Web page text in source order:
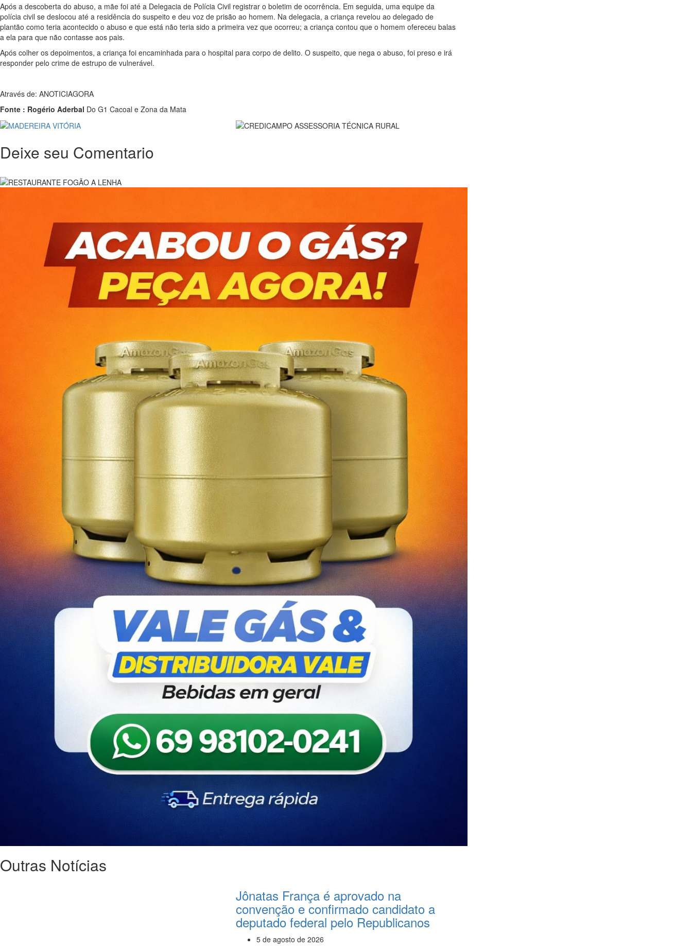
Após a descoberta do abuso, a mãe foi até a Delegacia de Polícia Civil registrar o boletim de ocorrência. Em seguida, uma equipe da
polícia civil se deslocou até a residência do suspeito e deu voz de prisão ao homem. Na delegacia, a criança revelou ao delegado de
plantão como teria acontecido o abuso e que está não teria sido a primeira vez que ocorreu; a criança contou que o homem ofereceu balas
a ela para que não contasse aos pais.
Após colher os depoimentos, a criança foi encaminhada para o hospital para corpo de delito. O suspeito, que nega o abuso, foi preso e irá
responder pelo crime de estrupo de vulnerável.
Através de: ANOTICIAGORA
Fonte : Rogério Aderbal Do G1 Cacoal e Zona da Mata
Deixe seu Comentario
Outras Notícias
Jônatas França é aprovado na
convenção e confirmado candidato a
deputado federal pelo Republicanos
5 de agosto de 2026